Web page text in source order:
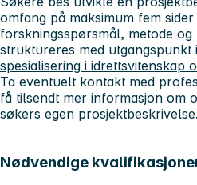
omfang på maksimum fem
forskningsspørsmål, metode
struktureres med utgangspunkt i
spesialisering i idrettsvitenskap
Ta eventuelt kontakt med
få tilsendt mer informasjon om
søkers egen prosjektbeskrivelse.
Nødvendige